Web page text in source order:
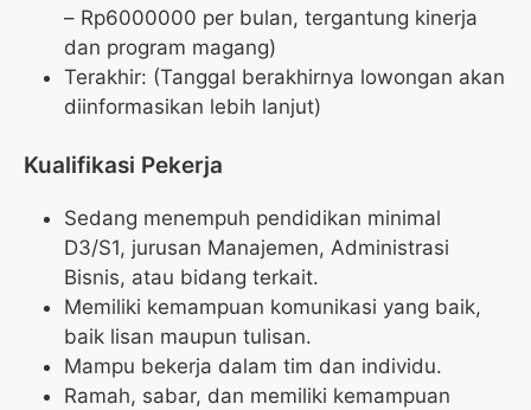
– Rp6000000 per bulan, tergantung kinerja
dan program magang)
Terakhir: (Tanggal berakhirnya lowongan akan
diinformasikan lebih lanjut)
Kualifikasi Pekerja
Sedang menempuh pendidikan minimal
D3/S1, jurusan Manajemen, Administrasi
Bisnis, atau bidang terkait.
Memiliki kemampuan komunikasi yang baik,
baik lisan maupun tulisan.
Mampu bekerja dalam tim dan individu.
Ramah, sabar, dan memiliki kemampuan